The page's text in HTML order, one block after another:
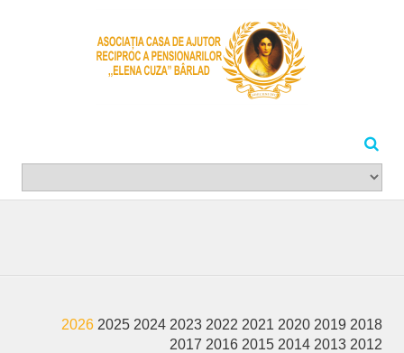
2026 2025 2024 2023 2022 2021 2020 2019 2018
2017 2016 2015 2014 2013 2012